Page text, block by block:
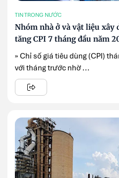
TIN TRONG NƯỚC
Nhóm nhà ở và vật liệu xây
tăng CPI 7 tháng đầu năm
» Chỉ số giá tiêu dùng (CPI)
với tháng trước nhờ ...